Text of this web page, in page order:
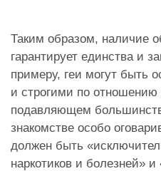
Таким образом, наличие
гарантирует единства и
примеру, геи могут быть
и строгими по отношению
подавляющем
знакомстве особо
должен быть
наркотиков и болезней»